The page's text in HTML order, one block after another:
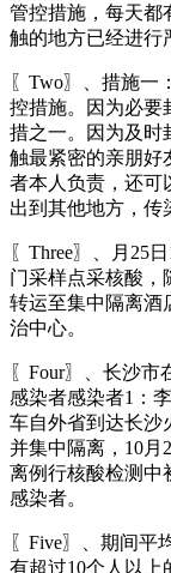
管控措施，每天都
触的地方已经进行
〖Two〗、措施一
控措施。因为必要
措之一。因为及时
触最紧密的亲朋好
者本人负责，还可
出到其他地方，传
〖Three〗、月25
门采样点采核酸，
转运至集中隔离酒
治中心。
〖Four〗、长沙
感染者感染者1：
车自外省到达长沙
并集中隔离，10月
离例行核酸检测中
感染者。
〖Five〗、期间平
有超过10个人以上